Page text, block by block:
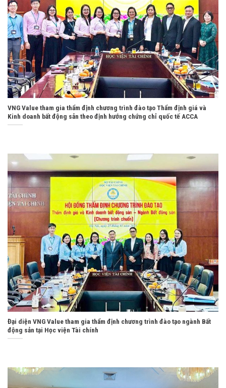
VNG Value tham gia thẩm định chương trình đào tạo Thẩm định giá và
Kinh doanh bất động sản theo định hướng chứng chỉ quốc tế ACCA
Đại diện VNG Value tham gia thẩm định chương trình đào tạo ngành Bất
động sản tại Học viện Tài chính